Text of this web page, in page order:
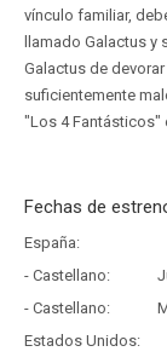
vínculo familiar,
llamado Galactus
Galactus de
suficientemente
"Los 4 Fantásticos"
Fechas de
España:
- Castellano:
- Castellano:
Estados Unidos: